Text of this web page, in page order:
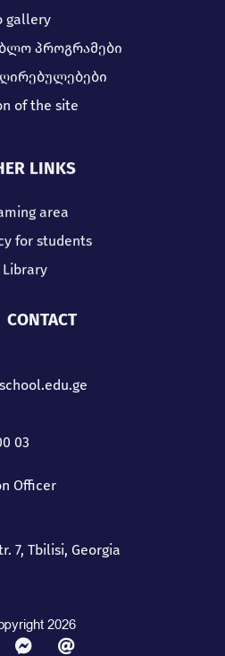
gallery
პროგრამები
ღირებულებები
of the site
LINKS
area
for students
Library
CONTACT
Tbilisi, Georgia
2026